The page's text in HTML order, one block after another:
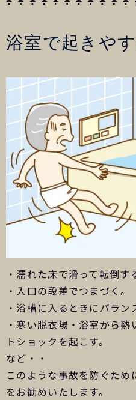
浴室で起きや
・濡れた床で滑って転倒す
・入口の段差でつまづく。
・浴槽に入るときにバラン
・寒い脱衣場・浴室から
トショックを起こす。
など・・
このような事故を防ぐため
をお勧めいたします。